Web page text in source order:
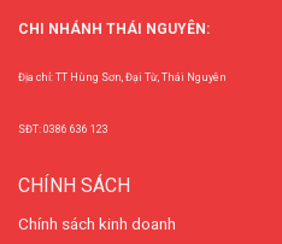
CHI NHÁNH THÁI NGUYÊN:
Địa chỉ: TT Hùng Sơn, Đại Từ, Thái Nguyên
SĐT: 0386 636 123
CHÍNH SÁCH
Chính sách kinh doanh